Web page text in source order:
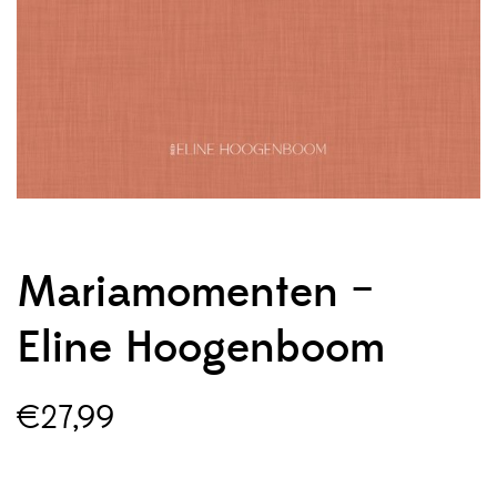
Mariamomenten –
Eline Hoogenboom
€27,99